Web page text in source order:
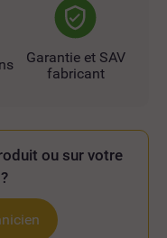
Garantie et SAV
fabricant
ou sur votre